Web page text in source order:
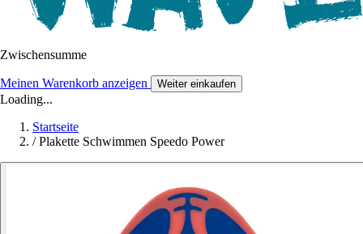
Zwischensumme
Meinen Warenkorb anzeigen Weiter einkaufen
Loading...
Startseite
/ Plakette Schwimmen Speedo Power